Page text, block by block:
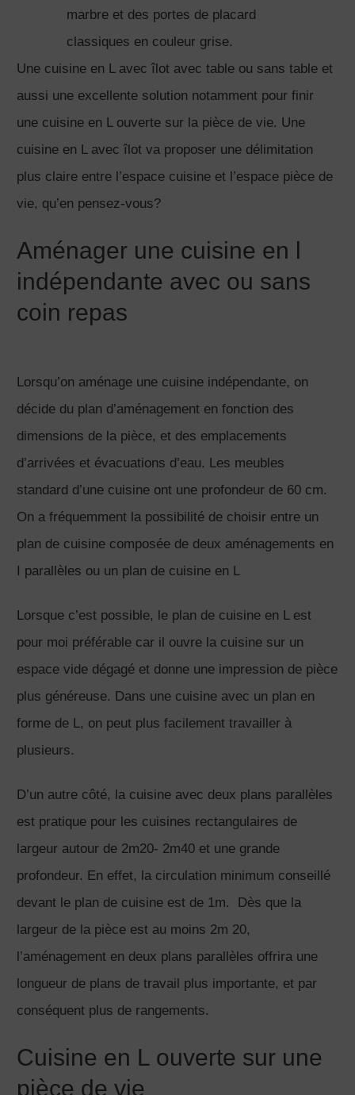
marbre et des portes de placard
classiques en couleur grise.
Une cuisine en L avec îlot avec table ou sans table et
aussi une excellente solution notamment pour finir
une cuisine en L ouverte sur la pièce de vie. Une
cuisine en L avec îlot va proposer une délimitation
plus claire entre l’espace cuisine et l’espace pièce de
vie, qu’en pensez-vous?
Aménager une cuisine en l
indépendante avec ou sans
coin repas
Lorsqu’on aménage une cuisine indépendante, on
décide du plan d’aménagement en fonction des
dimensions de la pièce, et des emplacements
d’arrivées et évacuations d’eau. Les meubles
standard d’une cuisine ont une profondeur de 60 cm.
On a fréquemment la possibilité de choisir entre un
plan de cuisine composée de deux aménagements en
I parallèles ou un plan de cuisine en L
Lorsque c’est possible, le plan de cuisine en L est
pour moi préférable car il ouvre la cuisine sur un
espace vide dégagé et donne une impression de pièce
plus généreuse. Dans une cuisine avec un plan en
forme de L, on peut plus facilement travailler à
plusieurs.
D’un autre côté, la cuisine avec deux plans parallèles
est pratique pour les cuisines rectangulaires de
largeur autour de 2m20- 2m40 et une grande
profondeur. En effet, la circulation minimum conseillé
devant le plan de cuisine est de 1m. Dès que la
largeur de la pièce est au moins 2m 20,
l’aménagement en deux plans parallèles offrira une
longueur de plans de travail plus importante, et par
conséquent plus de rangements.
Cuisine en L ouverte sur une
pièce de vie